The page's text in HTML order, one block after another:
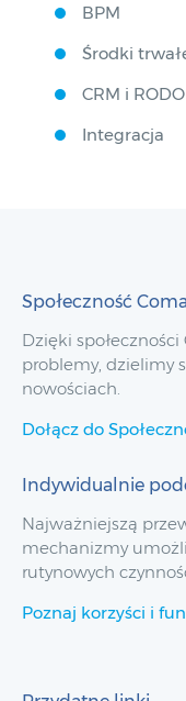
BPM
Środki
CRM i RODO
Integracja
Społeczność
Dzięki
problemy, dzielimy
nowościach.
Dołącz do
Indywidualnie
Najważniejszą
mechanizmy
rutynowych
Poznaj korzyści i